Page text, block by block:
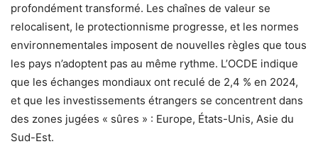
profondément transformé. Les chaînes de valeur se
relocalisent, le protectionnisme progresse, et les normes
environnementales imposent de nouvelles règles que tous
les pays n’adoptent pas au même rythme. L’OCDE indique
que les échanges mondiaux ont reculé de 2,4 % en 2024,
et que les investissements étrangers se concentrent dans
des zones jugées « sûres » : Europe, États-Unis, Asie du
Sud-Est.